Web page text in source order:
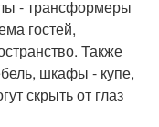
- трансформеры
гостей,
Также
шкафы - купе,
скрыть от глаз